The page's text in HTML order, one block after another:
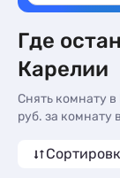
Где
Карелии
Снять комнату
руб. за комнату